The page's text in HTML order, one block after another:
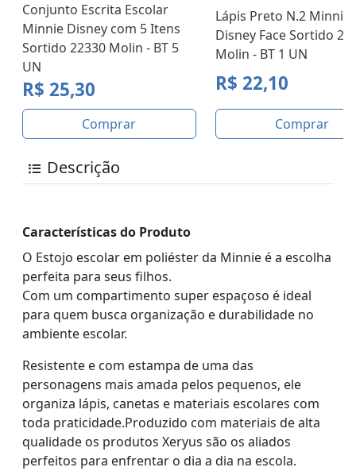
Conjunto Escrita Escolar
Minnie Disney com 5 Itens
Sortido 22330 Molin - BT 5
UN
R$ 25,30
Comprar
Lápis Preto N.2 Minnie
Disney Face Sortido
Molin - BT 1 UN
R$ 22,10
Comprar
Descrição
Características do Produto
O Estojo escolar em poliéster da Minnie é a escolha
perfeita para seus filhos.
Com um compartimento super espaçoso é ideal
para quem busca organização e durabilidade no
ambiente escolar.
Resistente e com estampa de uma das
personagens mais amada pelos pequenos, ele
organiza lápis, canetas e materiais escolares com
toda praticidade.Produzido com materiais de alta
qualidade os produtos Xeryus são os aliados
perfeitos para enfrentar o dia a dia na escola.